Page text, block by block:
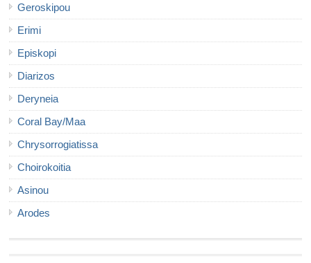
Geroskipou
Erimi
Episkopi
Diarizos
Deryneia
Coral Bay/Maa
Chrysorrogiatissa
Choirokoitia
Asinou
Arodes